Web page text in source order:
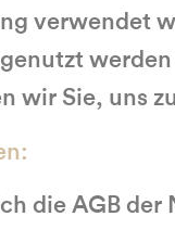
verwendet
wir Sie, uns
die AGB der